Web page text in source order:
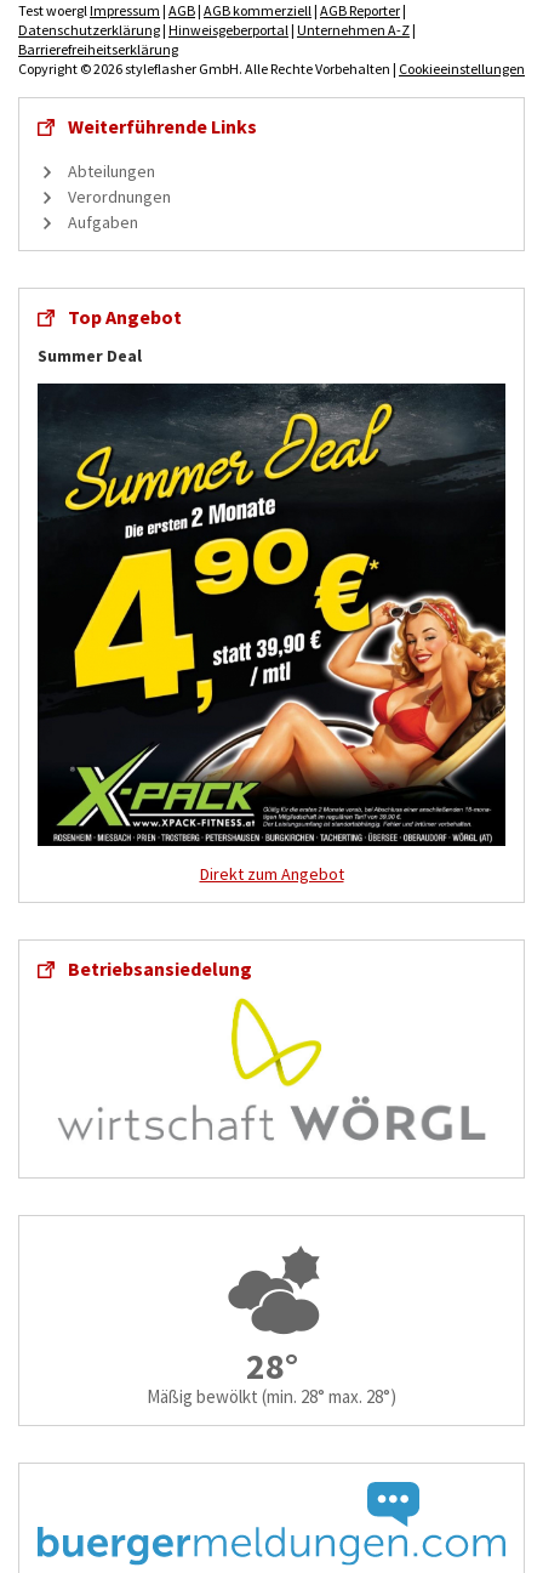
Test woerglImpressum | AGB| AGB kommerziell| AGB Reporter|
Datenschutzerklärung| Hinweisgeberportal| Unternehmen A-Z|
Barrierefreiheitserklärung
Copyright © 2026 styleflasher GmbH. Alle Rechte Vorbehalten | Cookieeinstellungen
Weiterführende Links
Abteilungen
Verordnungen
Aufgaben
Top Angebot
Summer Deal
Direkt zum Angebot
Betriebsansiedelung
28°
Mäßig bewölkt (min. 28° max. 28°)